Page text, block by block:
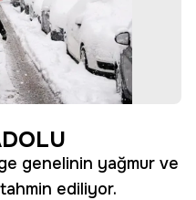
genelinin yağmur ve
ediliyor.